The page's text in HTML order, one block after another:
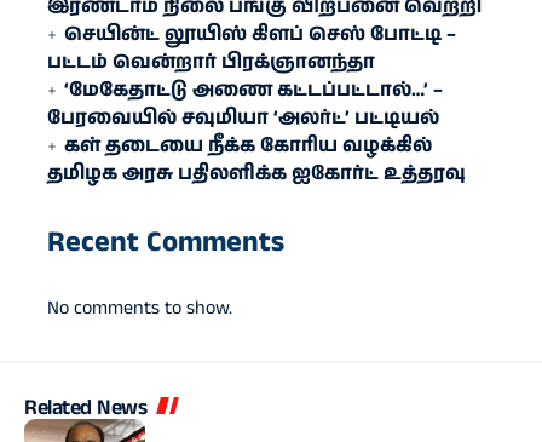
இரண்​டாம் நிலை பங்கு விற்பனை வெற்றி
செயின்ட் லூயிஸ் கிளப் செஸ் போட்டி –
பட்டம் வென்றார் பிரக்ஞானந்தா
‘மேகேதாட்டு அணை கட்டப்பட்டால்…’ –
பேரவையில் சவுமியா ‘அலர்ட்’ பட்டியல்
கள் தடையை நீக்க கோரிய வழக்கில்
தமிழக அரசு பதிலளிக்க ஐகோர்ட் உத்தரவு
Recent Comments
No comments to show.
Related News
அரசியல்